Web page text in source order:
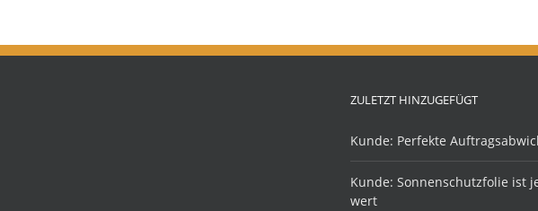
ZULETZT HINZUGEFÜGT
Kunde: Perfekte
Kunde: Sonnenschutzfolie ist
wert